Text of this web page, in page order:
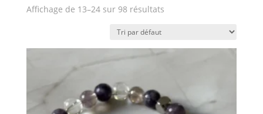
Affichage de 13–24 sur 98 résultats